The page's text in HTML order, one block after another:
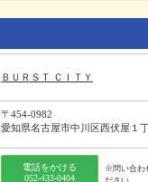
ＢＵＲＳＴ ＣＩＴＹ
〒454-0982
愛知県名古屋市中川区西伏屋１
電話をかける
052-433-0404
※問い合わ